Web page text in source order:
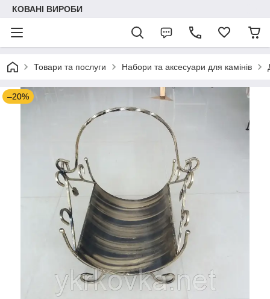
КОВАНІ ВИРОБИ
Товари та послуги Набори та аксесуари для камінів
–20%